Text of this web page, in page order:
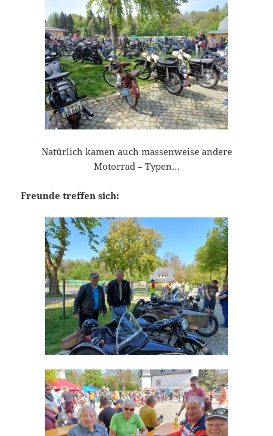
Natürlich kamen auch massenweise andere
Motorrad – Typen…
Freunde treffen sich: